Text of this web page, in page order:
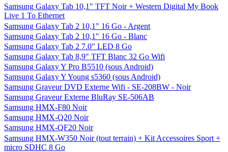
Samsung Galaxy Tab 10,1" TFT Noir + Western Digital My Book
Live 1 To Ethernet
Samsung Galaxy Tab 2 10,1" 16 Go - Argent
Samsung Galaxy Tab 2 10,1" 16 Go - Blanc
Samsung Galaxy Tab 2 7.0" LED 8 Go
Samsung Galaxy Tab 8,9" TFT Blanc 32 Go Wifi
Samsung Galaxy Y Pro B5510 (sous Android)
Samsung Galaxy Y Young s5360 (sous Android)
Samsung Graveur DVD Externe Wifi - SE-208BW - Noir
Samsung Graveur Externe BluRay SE-506AB
Samsung HMX-F80 Noir
Samsung HMX-Q20 Noir
Samsung HMX-QF20 Noir
Samsung HMX-W350 Noir (tout terrain) + Kit Accessoires Sport +
micro SDHC 8 Go